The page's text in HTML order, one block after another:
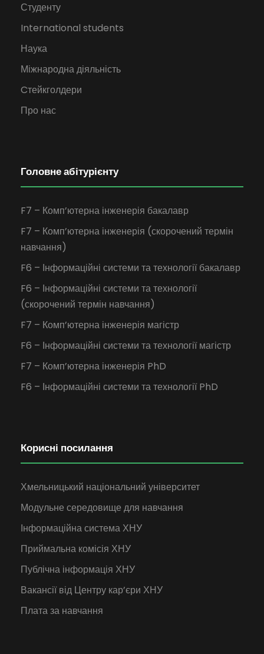
Студенту
International students
Наука
Міжнародна діяльність
Cтейкголдери
Про нас
Головне абітурієнту
F7 – Комп’ютерна інженерія бакалавр
F7 – Комп’ютерна інженерія (скорочений термін
навчання)
F6 – Інформаційні системи та технології бакалавр
F6 – Інформаційні системи та технології
(скорочений термін навчання)
F7 – Комп’ютерна інженерія магістр
F6 – Інформаційні системи та технології магістр
F7 – Комп’ютерна інженерія PhD
F6 – Інформаційні системи та технології PhD
Корисні посилання
Хмельницький національний університет
Модульне середовище для навчання
Інформаційна система ХНУ
Приймальна комісія ХНУ
Публічна інформація ХНУ
Вакансії від Центру кар’єри ХНУ
Плата за навчання